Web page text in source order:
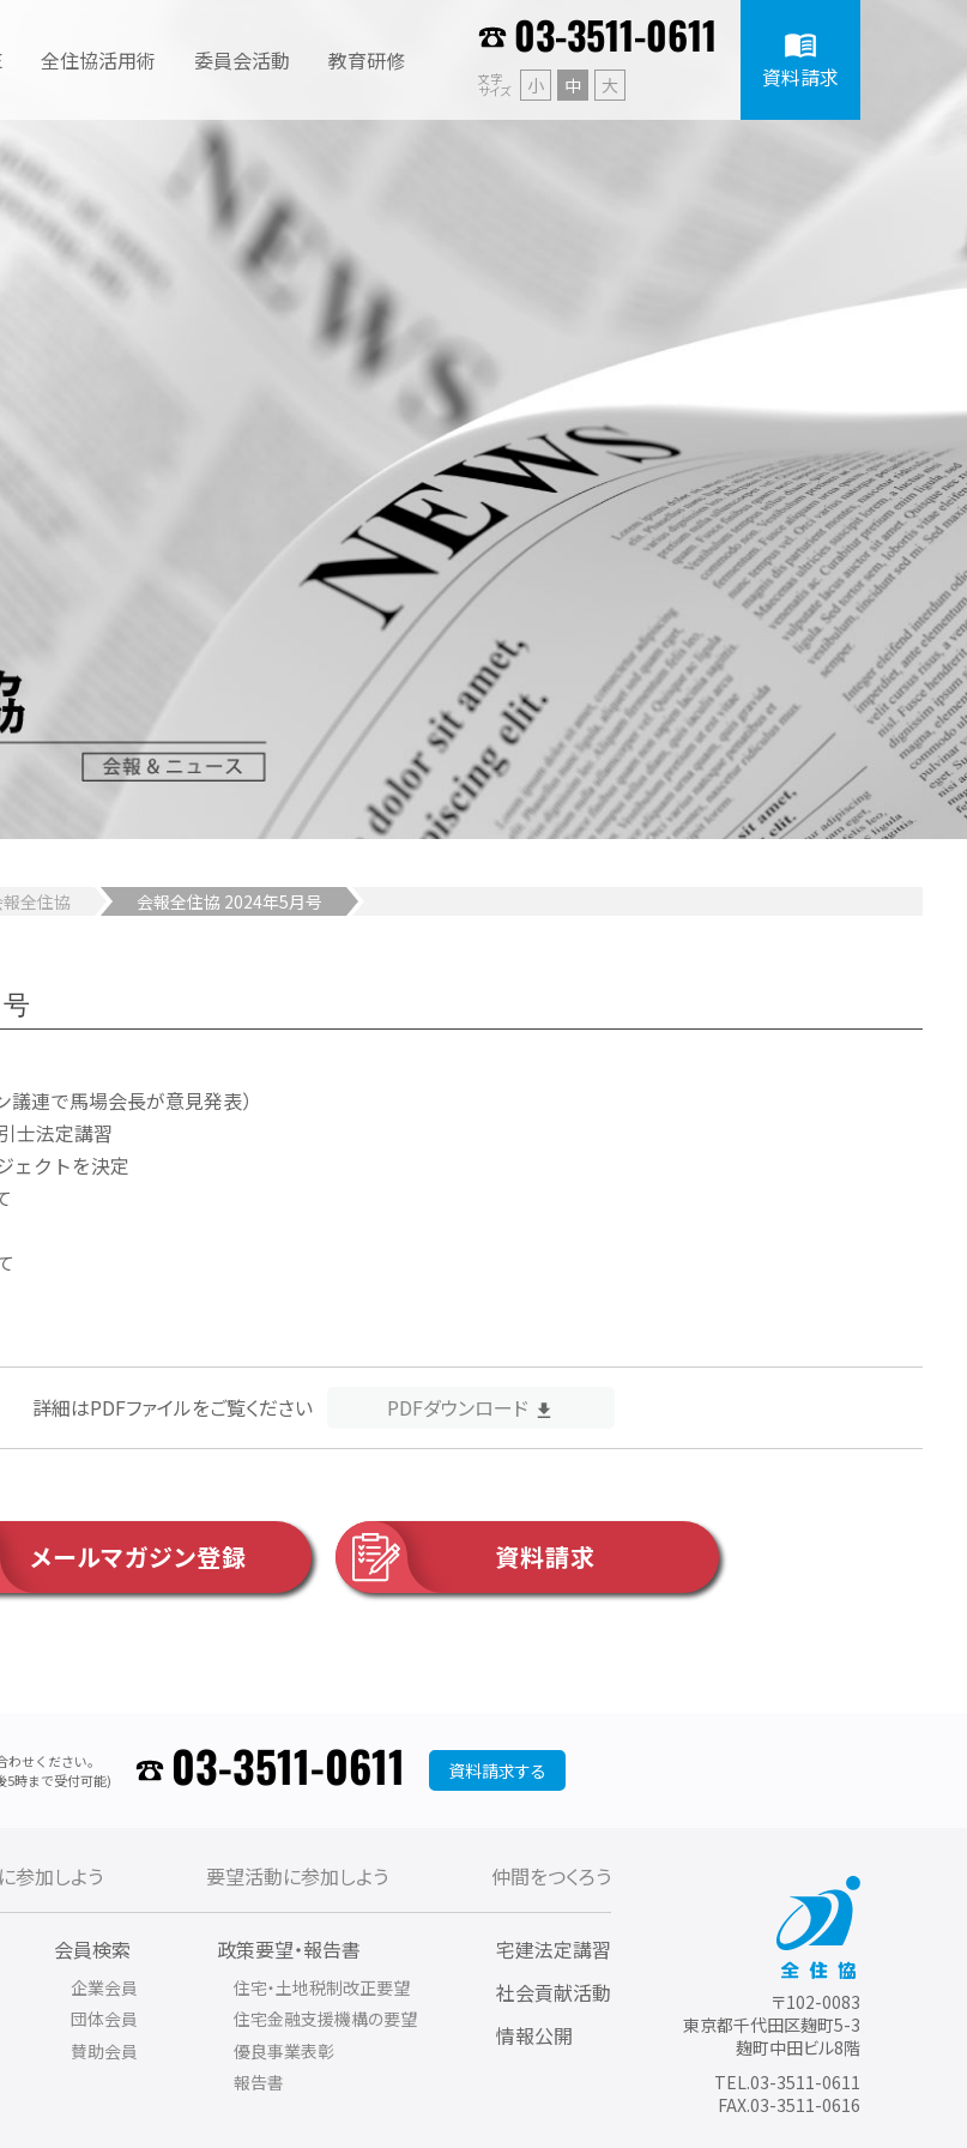
全住協活用術 委員会活動 教育研修 03-3511-0611
文字
サイズ 小 中 大
menu_book
資料請求
報全住協 会報全住協 2024年5月号
連で馬場会長が意見発表）
士法定講習
ェクトを決定
詳細はPDFファイルをご覧ください PDFダウンロード
メールマガジン登録 資料請求
せください。
5時まで受付可能)
03-3511-0611 資料請求する
参加しよう 要望活動に参加しよう 仲間をつくろう
会員検索
企業会員
団体会員
賛助会員
政策要望・報告書
住宅・土地税制改正要望
住宅金融支援機構の要望
優良事業表彰
報告書
宅建法定講習
社会貢献活動
情報公開
〒102-0083
東京都千代田区麹町5-3
麹町中田ビル8階
TEL.03-3511-0611
FAX.03-3511-0616